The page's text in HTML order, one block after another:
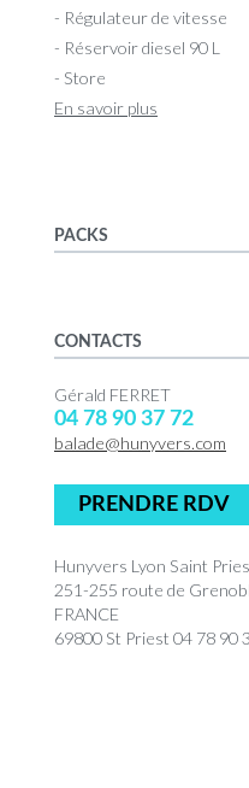
- Régulateur de vitesse
- Réservoir diesel 90 L
- Store
En savoir plus
PACKS
CONTACTS
Gérald FERRET
04 78 90 37 72
balade@hunyvers.com
PRENDRE RDV
Hunyvers Lyon Saint
251-255 route de
FRANCE
69800 St Priest 04 78 90